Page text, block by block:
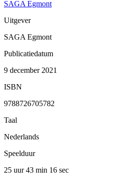
SAGA Egmont
Uitgever
SAGA Egmont
Publicatiedatum
9 december 2021
ISBN
9788726705782
Taal
Nederlands
Speelduur
25 uur 43 min 16 sec